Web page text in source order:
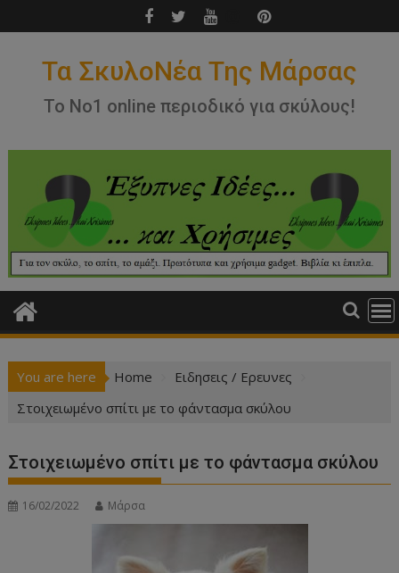
to
Τα ΣκυλοΝέα Της Μάρσας
Το Νο1 online περιοδικό για σκύλους!
You are here Home
Ειδησεις / Ερευνες
Στοιχειωμένο σπίτι με το φάντασμα σκύλου
Στοιχειωμένο σπίτι με το φάντασμα σκύλου
16/02/2022 Μάρσα